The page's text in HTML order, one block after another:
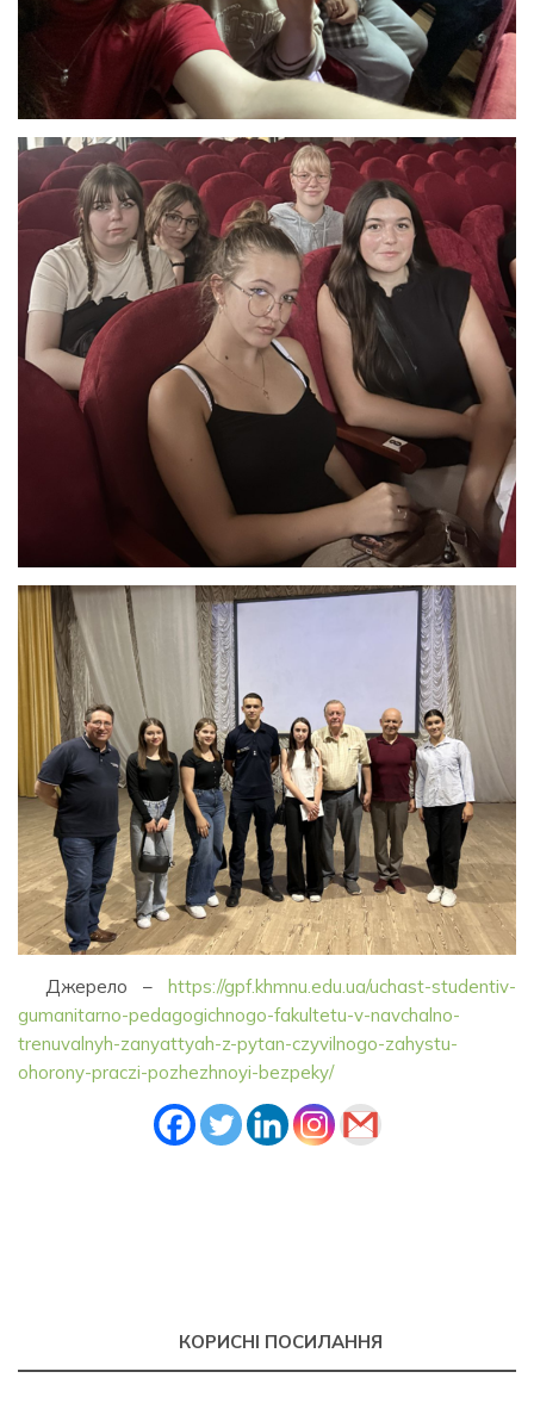
Джерело –
https://gpf.khmnu.edu.ua/uchast-studentiv-
gumanitarno-pedagogichnogo-fakultetu-v-navchalno-
trenuvalnyh-zanyattyah-z-pytan-czyvilnogo-zahystu-
ohorony-praczi-pozhezhnoyi-bezpeky/
КОРИСНІ ПОСИЛАННЯ